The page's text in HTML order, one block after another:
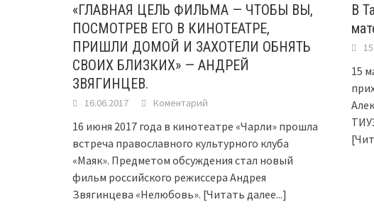
«ГЛАВНАЯ ЦЕЛЬ ФИЛЬМА — ЧТОБЫ ВЫ,
ПОСМОТРЕВ ЕГО В КИНОТЕАТРЕ,
ПРИШЛИ ДОМОЙ И ЗАХОТЕЛИ ОБНЯТЬ
СВОИХ БЛИЗКИХ» — АНДРЕЙ
ЗВЯГИНЦЕВ.
16.06.2017 Коментарий
16 июня 2017 года в кинотеатре «Чарли» прошла
встреча православного культурного клуба
«Маяк». Предметом обсуждения стал новый
фильм российского режиссера Андрея
Звягинцева «Нелюбовь». [Читать далее...]
В
15